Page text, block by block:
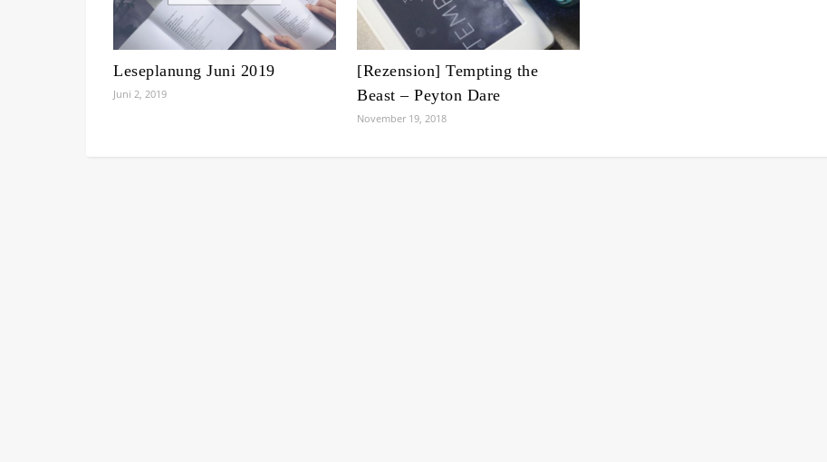
Leseplanung Juni 2019
Juni 2, 2019
[Rezension] Tempting the
Beast – Peyton Dare
November 19, 2018